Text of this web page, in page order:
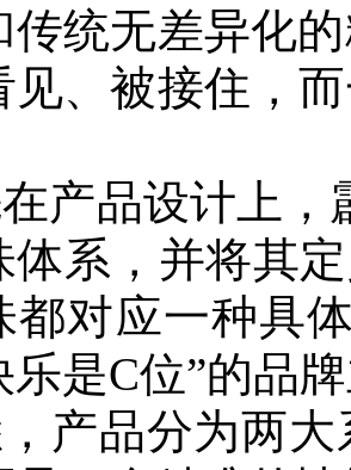
统无差异化的
见、被接住，
产品设计上，
体系，并将其
都对应一种具
乐是C位”的品
产品分为两